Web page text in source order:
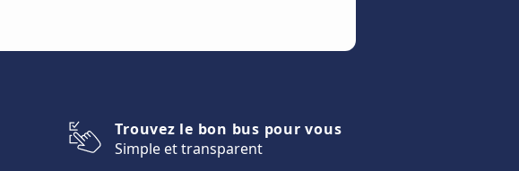
Trouvez le bon bus pour vous
Simple et transparent